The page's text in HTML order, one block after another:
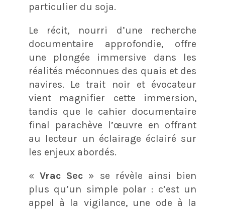
particulier du soja.
Le récit, nourri d’une recherche
documentaire approfondie, offre
une plongée immersive dans les
réalités méconnues des quais et des
navires. Le trait noir et évocateur
vient magnifier cette immersion,
tandis que le cahier documentaire
final parachève l’œuvre en offrant
au lecteur un éclairage éclairé sur
les enjeux abordés.
« Vrac Sec » se révèle ainsi bien
plus qu’un simple polar : c’est un
appel à la vigilance, une ode à la